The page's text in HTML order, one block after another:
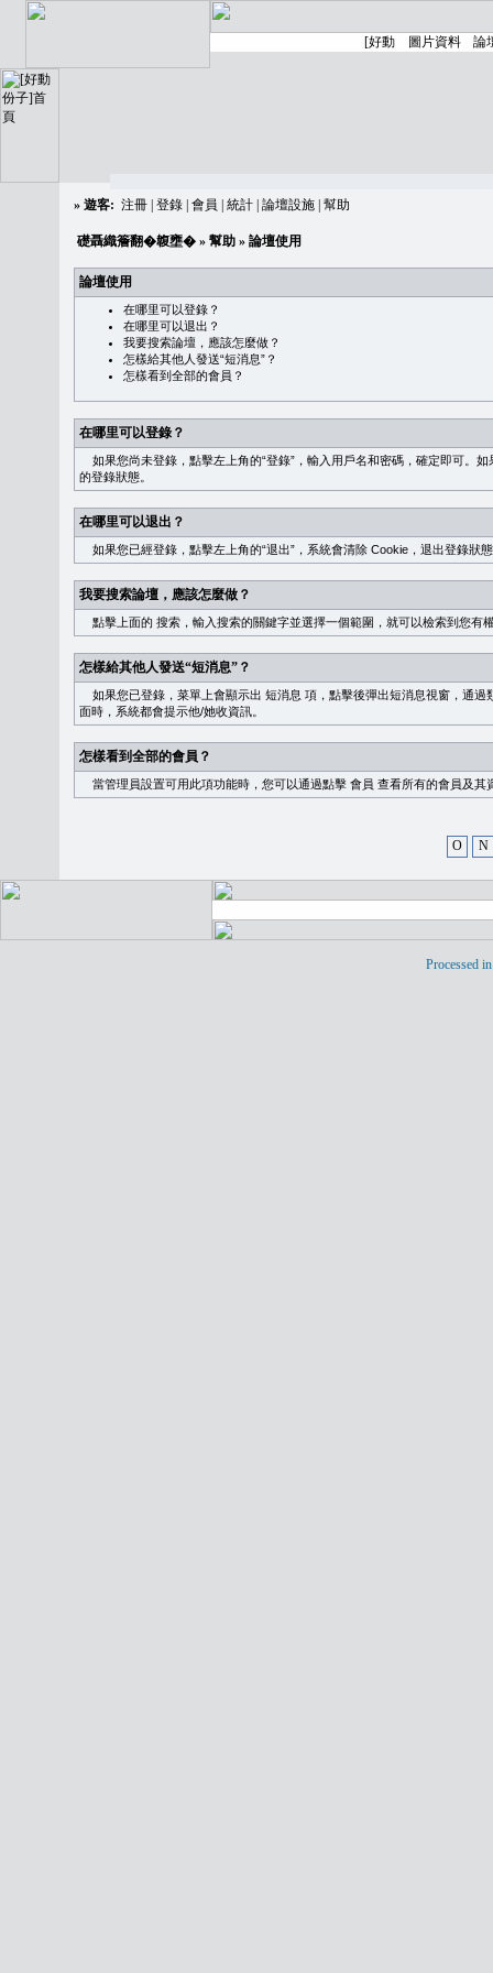
» 遊客: 注冊 登錄 會員 統計 論壇設施 幫助
礎聶織簷翻�䪖壅� » 幫助 » 論壇使用
論壇使用
在哪里可以登錄？
在哪里可以退出？
我要搜索論壇，應該怎麼做？
怎樣給其他人發送“短消息”？
怎樣看到全部的會員？
在哪里可以登錄？
如果您尚未登錄，點擊左上角的“登錄”，輸入用戶名和密碼，確定即可。
的登錄狀態。
在哪里可以退出？
如果您已經登錄，點擊左上角的“退出”，系統會清除 Cookie，退出登錄狀
我要搜索論壇，應該怎麼做？
點擊上面的 搜索 ，輸入搜索的關鍵字並選擇一個範圍，就可以檢索到您有
怎樣給其他人發送“短消息”？
如果您已登錄，菜單上會顯示出 短消息 項，點擊後彈出短消息視窗，通過
面時，系統都會提示他/她收資訊。
怎樣看到全部的會員？
當管理員設置可用此項功能時，您可以通過點擊 會員 查看所有的會員及其
O N
Processed